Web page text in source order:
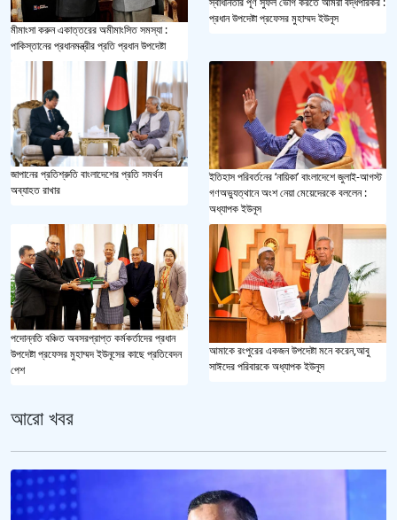
মীমাংসা করুন একাত্তরের অমীমাংসিত সমস্যা :
পাকিস্তানের প্রধানমন্ত্রীর প্রতি প্রধান উপদেষ্টা
প্রধান উপদেষ্টা প্রফেসর মুহাম্মদ ইউনূস
জাপানের প্রতিশ্রুতি বাংলাদেশের প্রতি সমর্থন
অব্যাহত রাখার
ইতিহাস পরিবর্তনের ‘নায়িকা’ বাংলাদেশে জুলাই-আগস্ট
গণঅভ্যুত্থানে অংশ নেয়া মেয়েদেরকে বললেন :
অধ্যাপক ইউনূস
পদোন্নতি বঞ্চিত অবসরপ্রাপ্ত কর্মকর্তাদের প্রধান
উপদেষ্টা প্রফেসর মুহাম্মদ ইউনূসের কাছে প্রতিবেদন
পেশ
আমাকে রংপুরের একজন উপদেষ্টা মনে করেন,আবু
সাঈদের পরিবারকে অধ্যাপক ইউনূস
আরো খবর